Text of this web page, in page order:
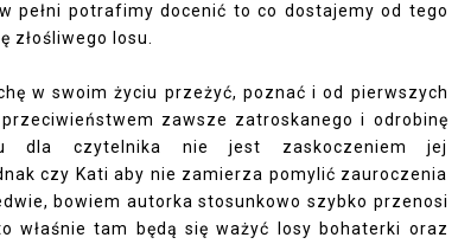
pełni potrafimy docenić to co dostajemy od tego
złośliwego losu.
w swoim życiu przeżyć, poznać i od pierwszych
zawsze zatroskanego i odrobinę
dla czytelnika nie jest zaskoczeniem jej
czy Kati aby nie zamierza pomylić zauroczenia
bowiem autorka stosunkowo szybko przenosi
tam będą się ważyć losy bohaterki oraz